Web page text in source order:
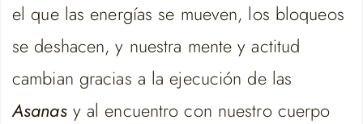
el que las energías se mueven, los bloqueos
se deshacen, y nuestra mente y actitud
cambian gracias a la ejecución de las
Asanasy al encuentro con nuestro cuerpo